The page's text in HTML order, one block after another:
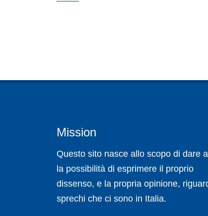
Mission
Questo sito nasce allo scopo di dare
la possibilità di esprimere il proprio
dissenso, e la propria opinione,
sprechi che ci sono in Italia.